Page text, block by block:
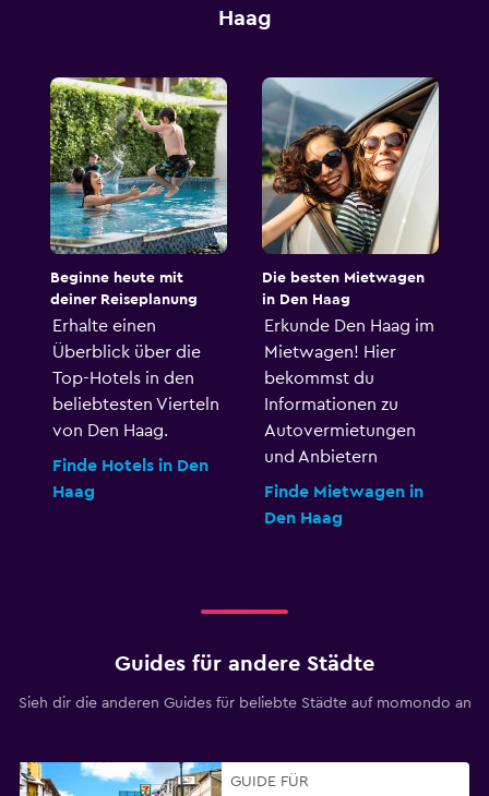
Haag
Beginne heute mit
deiner Reiseplanung
Erhalte einen
Überblick über die
Top-Hotels in den
beliebtesten Vierteln
von Den Haag.
Finde Hotels in Den
Haag
Die besten Mietwagen
in Den Haag
Erkunde Den Haag im
Mietwagen! Hier
bekommst du
Informationen zu
Autovermietungen
und Anbietern
Finde Mietwagen in
Den Haag
Guides für andere Städte
Sieh dir die anderen Guides für beliebte Städte auf momondo an
GUIDE FÜR